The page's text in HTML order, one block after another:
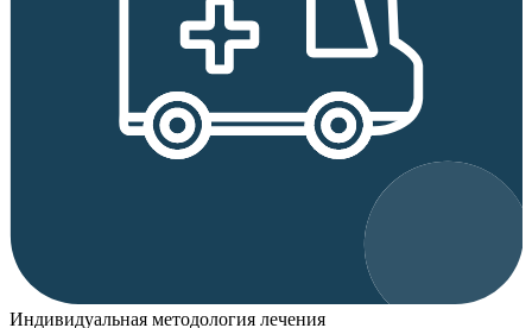
Индивидуальная методология лечения